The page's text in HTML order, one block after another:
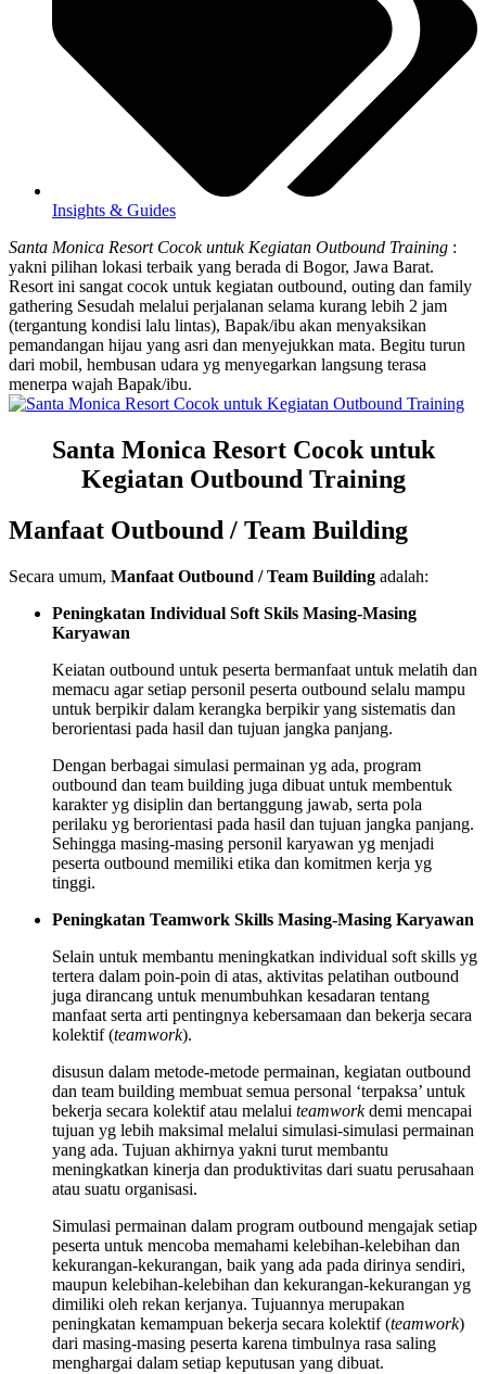
Insights & Guides
Santa Monica Resort Cocok untuk Kegiatan Outbound Training :
yakni pilihan lokasi terbaik yang berada di Bogor, Jawa Barat.
Resort ini sangat cocok untuk kegiatan outbound, outing dan family
gathering Sesudah melalui perjalanan selama kurang lebih 2 jam
(tergantung kondisi lalu lintas), Bapak/ibu akan menyaksikan
pemandangan hijau yang asri dan menyejukkan mata. Begitu turun
dari mobil, hembusan udara yg menyegarkan langsung terasa
menerpa wajah Bapak/ibu.
Santa Monica Resort Cocok untuk
Kegiatan Outbound Training
Manfaat Outbound / Team Building
Secara umum, Manfaat Outbound / Team Building adalah:
Peningkatan Individual Soft Skils Masing-Masing
Karyawan
Keiatan outbound untuk peserta bermanfaat untuk melatih dan
memacu agar setiap personil peserta outbound selalu mampu
untuk berpikir dalam kerangka berpikir yang sistematis dan
berorientasi pada hasil dan tujuan jangka panjang.
Dengan berbagai simulasi permainan yg ada, program
outbound dan team building juga dibuat untuk membentuk
karakter yg disiplin dan bertanggung jawab, serta pola
perilaku yg berorientasi pada hasil dan tujuan jangka panjang.
Sehingga masing-masing personil karyawan yg menjadi
peserta outbound memiliki etika dan komitmen kerja yg
tinggi.
Peningkatan Teamwork Skills Masing-Masing Karyawan
Selain untuk membantu meningkatkan individual soft skills yg
tertera dalam poin-poin di atas, aktivitas pelatihan outbound
juga dirancang untuk menumbuhkan kesadaran tentang
manfaat serta arti pentingnya kebersamaan dan bekerja secara
kolektif (teamwork).
disusun dalam metode-metode permainan, kegiatan outbound
dan team building membuat semua personal ‘terpaksa’ untuk
bekerja secara kolektif atau melalui teamworkdemi mencapai
tujuan yg lebih maksimal melalui simulasi-simulasi permainan
yang ada. Tujuan akhirnya yakni turut membantu
meningkatkan kinerja dan produktivitas dari suatu perusahaan
atau suatu organisasi.
Simulasi permainan dalam program outbound mengajak setiap
peserta untuk mencoba memahami kelebihan-kelebihan dan
kekurangan-kekurangan, baik yang ada pada dirinya sendiri,
maupun kelebihan-kelebihan dan kekurangan-kekurangan yg
dimiliki oleh rekan kerjanya. Tujuannya merupakan
peningkatan kemampuan bekerja secara kolektif (teamwork)
dari masing-masing peserta karena timbulnya rasa saling
menghargai dalam setiap keputusan yang dibuat.